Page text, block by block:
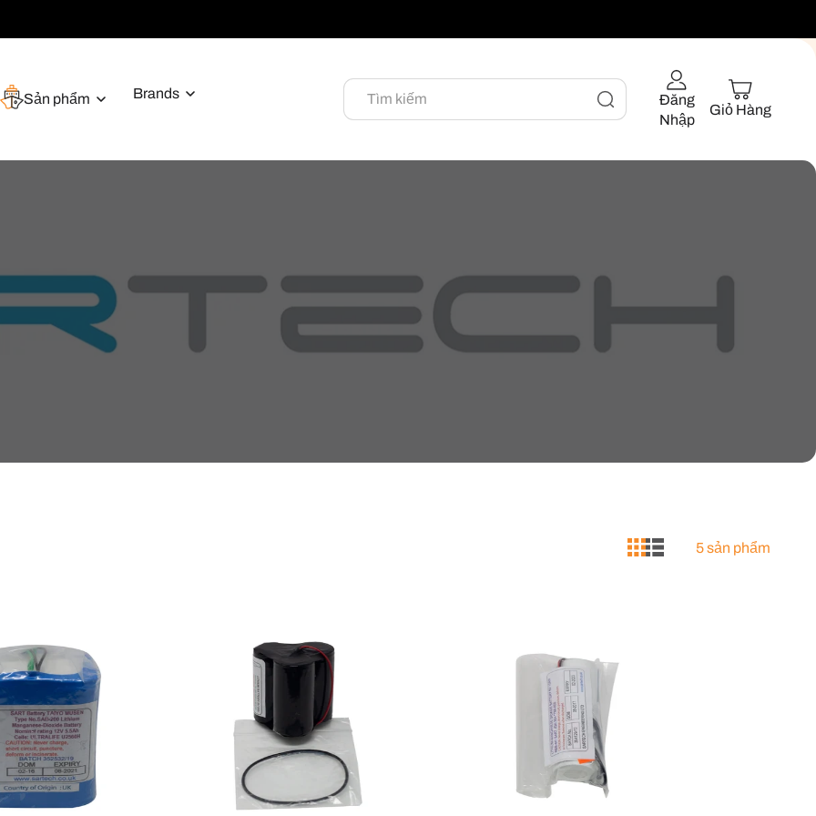
Sản phẩm Brands Tìm kiếm
Đăng
Nhập
Giỏ Hàng
5 sản phẩm